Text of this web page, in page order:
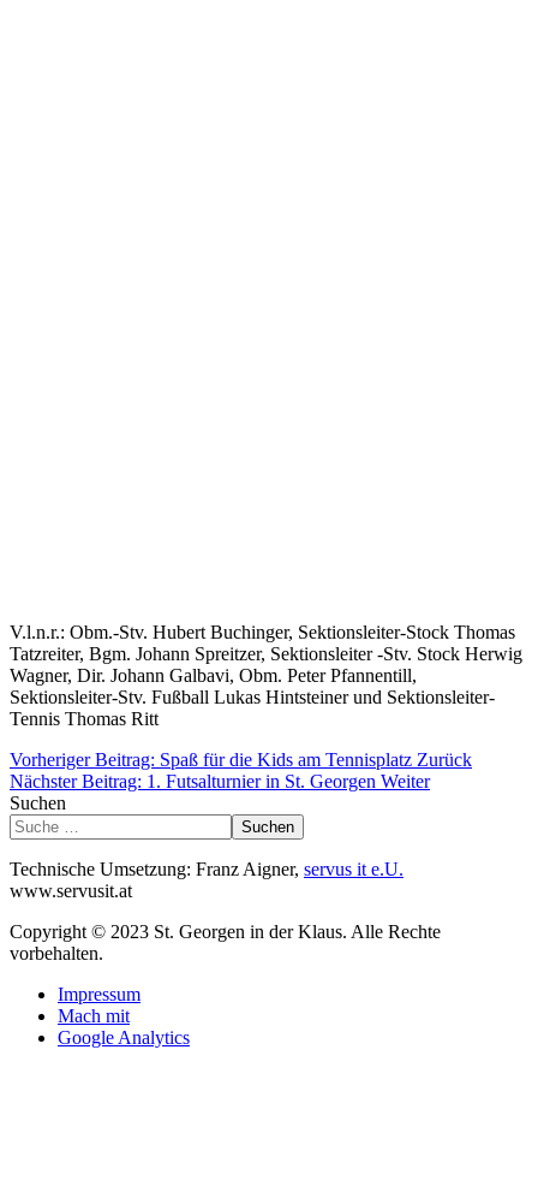
V.l.n.r.: Obm.-Stv. Hubert Buchinger, Sektionsleiter-Stock Thomas
Tatzreiter, Bgm. Johann Spreitzer, Sektionsleiter -Stv. Stock Herwig
Wagner, Dir. Johann Galbavi, Obm. Peter Pfannentill,
Sektionsleiter-Stv. Fußball Lukas Hintsteiner und Sektionsleiter-
Tennis Thomas Ritt
Vorheriger Beitrag: Spaß für die Kids am Tennisplatz Zurück
Nächster Beitrag: 1. Futsalturnier in St. Georgen Weiter
Suchen
Suchen
Technische Umsetzung: Franz Aigner, servus it e.U.
www.servusit.at
Copyright © 2023 St. Georgen in der Klaus. Alle Rechte
vorbehalten.
Impressum
Mach mit
Google Analytics